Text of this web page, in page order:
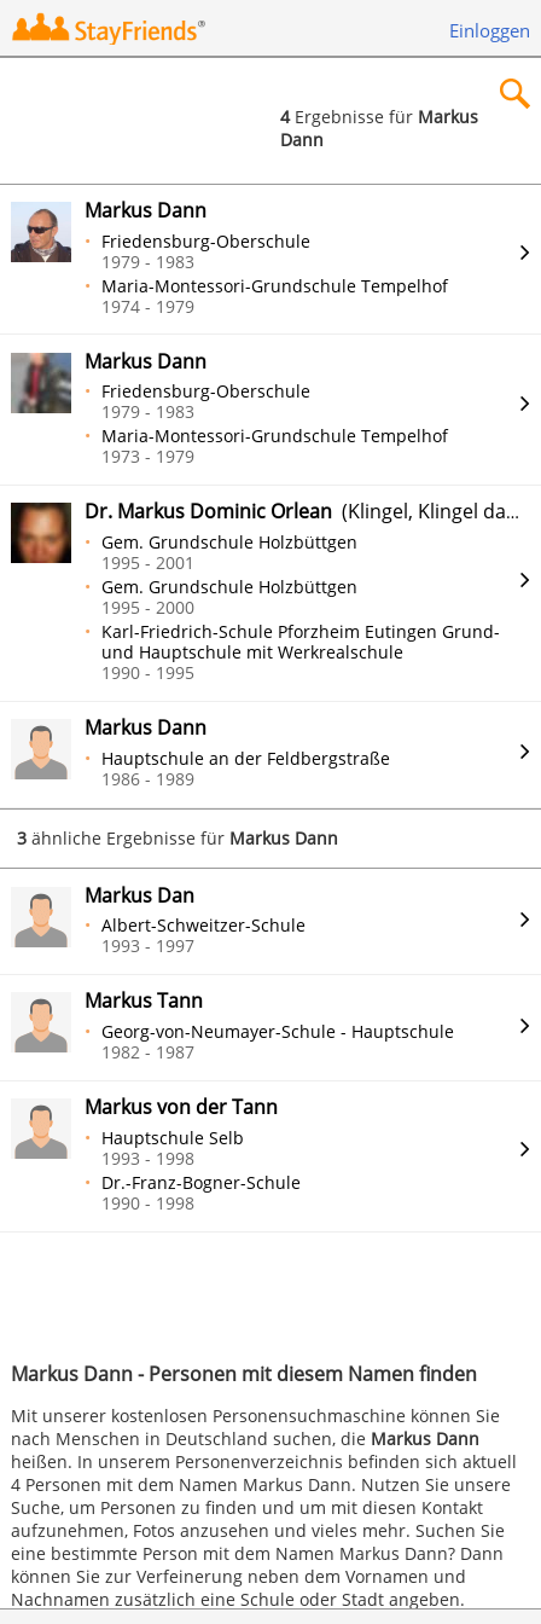
Einloggen
Suchen
4Ergebnisse für Markus
Dann
Markus Dann - Personen mit diesem Namen finden
Mit unserer kostenlosen Personensuchmaschine können Sie
nach Menschen in Deutschland suchen, die Markus Dann
heißen. In unserem Personenverzeichnis befinden sich aktuell
4 Personen mit dem Namen Markus Dann. Nutzen Sie unsere
Suche, um Personen zu finden und um mit diesen Kontakt
aufzunehmen, Fotos anzusehen und vieles mehr. Suchen Sie
eine bestimmte Person mit dem Namen Markus Dann? Dann
können Sie zur Verfeinerung neben dem Vornamen und
Nachnamen zusätzlich eine Schule oder Stadt angeben.
Markus Dann
Friedensburg-Oberschule
1979 - 1983
Maria-Montessori-Grundschule Tempelhof
1974 - 1979
Markus Dann
Friedensburg-Oberschule
1979 - 1983
Maria-Montessori-Grundschule Tempelhof
1973 - 1979
Dr. Markus Dominic Orlean (Klingel, Klingel dann Orlean)
Gem. Grundschule Holzbüttgen
1995 - 2001
Gem. Grundschule Holzbüttgen
1995 - 2000
Karl-Friedrich-Schule Pforzheim Eutingen Grund-
und Hauptschule mit Werkrealschule
1990 - 1995
Markus Dann
Hauptschule an der Feldbergstraße
1986 - 1989
3 ähnliche Ergebnisse für Markus Dann
Markus Dan
Albert-Schweitzer-Schule
1993 - 1997
Markus Tann
Georg-von-Neumayer-Schule - Hauptschule
1982 - 1987
Markus von der Tann
Hauptschule Selb
1993 - 1998
Dr.-Franz-Bogner-Schule
1990 - 1998